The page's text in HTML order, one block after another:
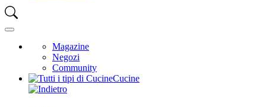
Magazine
Negozi
Community
Cucine